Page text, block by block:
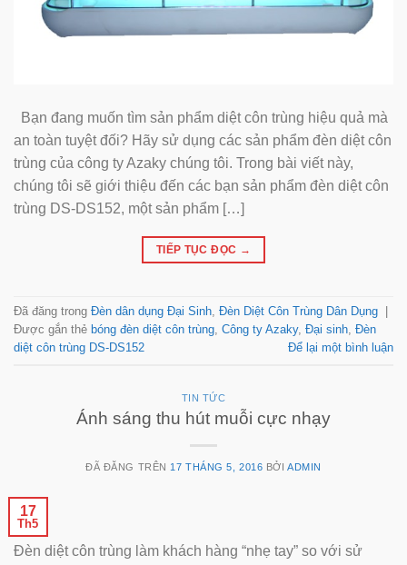
Bạn đang muốn tìm sản phẩm diệt côn trùng hiệu quả mà
an toàn tuyệt đối? Hãy sử dụng các sản phẩm đèn diệt côn
trùng của công ty Azaky chúng tôi. Trong bài viết này,
chúng tôi sẽ giới thiệu đến các bạn sản phẩm đèn diệt côn
trùng DS-DS152, một sản phẩm […]
TIẾP TỤC ĐỌC →
Đã đăng trong Đèn dân dụng Đại Sinh Đèn Diệt Côn Trùng Dân Dụng
Được gắn thẻ bóng đèn diệt côn trùng Công ty Azaky, Đại sinh Đèn
diệt côn trùng DS-DS152
Để lại một bình luận
TIN TỨC
Ánh sáng thu hút muỗi cực nhạy
ĐÃ ĐĂNG TRÊN 17 THÁNG 5, 2016 BỞIADMIN
17
Th5
Đèn diệt côn trùng làm khách hàng “nhẹ tay” so với sử